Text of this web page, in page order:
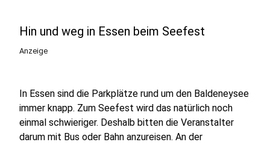
Hin und weg in Essen beim Seefest
Anzeige
In Essen sind die Parkplätze rund um den Baldeneysee
immer knapp. Zum Seefest wird das natürlich noch
einmal schwieriger. Deshalb bitten die Veranstalter
darum mit Bus oder Bahn anzureisen. An der